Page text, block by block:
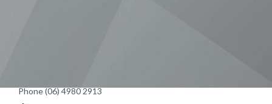
Phone (06) 4980 2913